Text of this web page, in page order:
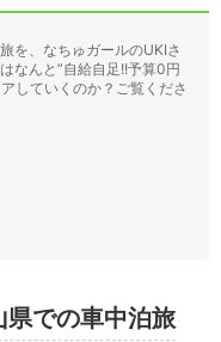
を、なちゅガールのUKIさ
なんと”自給自足!!予算0円
していくのか？ご覧くださ
での車中泊旅